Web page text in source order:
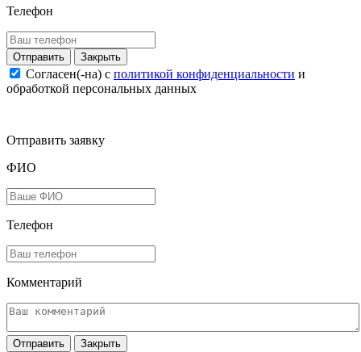
Телефон
Закрыть
Согласен(-на) c политикой конфиденциальности и
обработкой персональных данных
Отправить заявку
ФИО
Телефон
Комментарий
Закрыть